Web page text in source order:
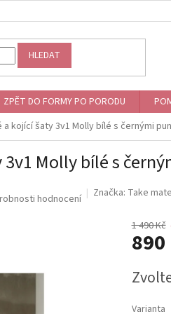
HLEDAT
ZPĚT DO FORMY PO PORODU
a kojící šaty 3v1 Molly bílé s černými
Molly bílé s
hodnocení Značka: Take
1 490 Kč
890
cena:
Varianta